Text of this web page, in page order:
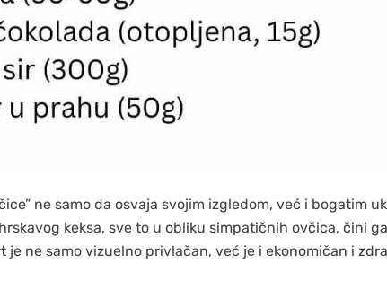
ne samo da osvaja svojim izgledom, već i bogatim
keksa, sve to u obliku simpatičnih ovčica, čini
je ne samo vizuelno privlačan, već je i ekonomičan i